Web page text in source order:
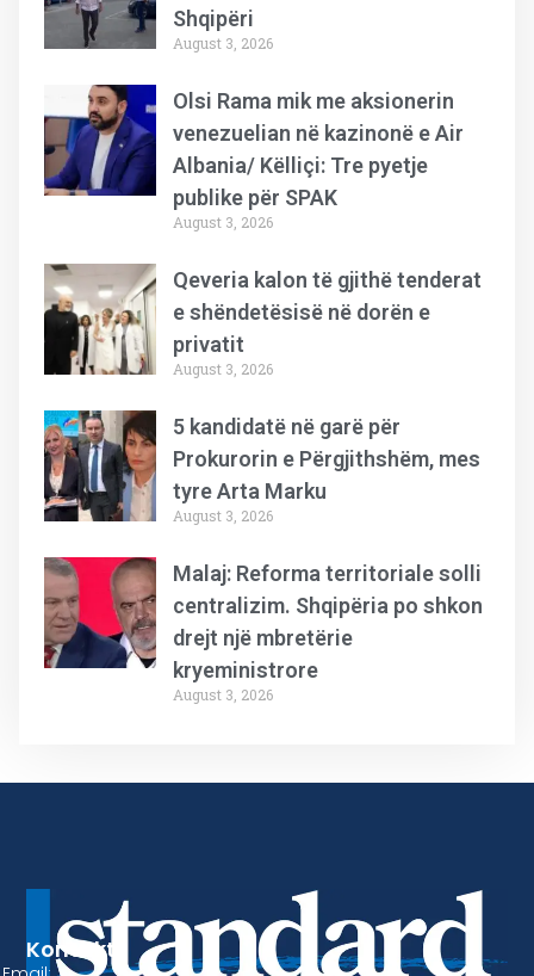
Shqipëri
August 3, 2026
Olsi Rama mik me aksionerin
venezuelian në kazinonë e Air
Albania/ Këlliçi: Tre pyetje
publike për SPAK
August 3, 2026
Qeveria kalon të gjithë tenderat
e shëndetësisë në dorën e
privatit
August 3, 2026
5 kandidatë në garë për
Prokurorin e Përgjithshëm, mes
tyre Arta Marku
August 3, 2026
Malaj: Reforma territoriale solli
centralizim. Shqipëria po shkon
drejt një mbretërie
kryeministrore
August 3, 2026
Kontakt